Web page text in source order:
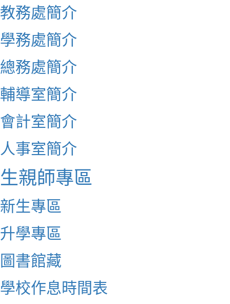
教務處簡介
學務處簡介
總務處簡介
輔導室簡介
會計室簡介
人事室簡介
生親師專區
新生專區
升學專區
圖書館藏
學校作息時間表